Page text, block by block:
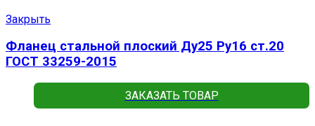
Закрыть
Фланец стальной плоский Ду25 Ру16 ст.20
ГОСТ 33259-2015
ЗАКАЗАТЬ ТОВАР